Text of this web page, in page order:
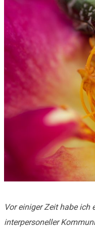
Vor einiger Zeit habe
interpersoneller